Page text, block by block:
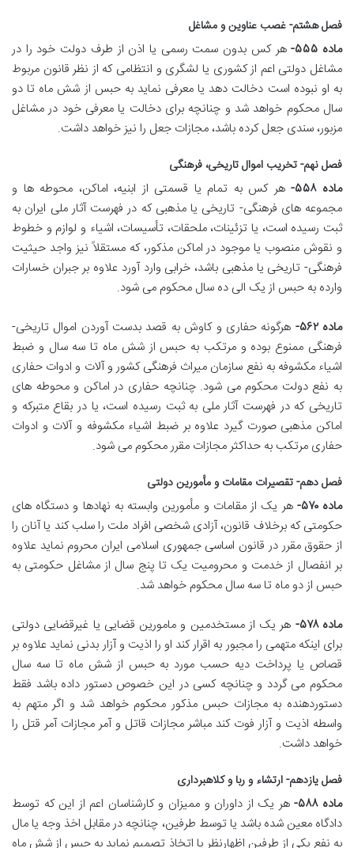
فصل هشتم- غصب عناوین و مشاغل
ماده ۵۵۵-
هر کس بدون سمت رسمی یا اذن از طرف دولت خود را در
مشاغل دولتی اعم از کشوری یا لشگری و انتظامی که از نظر قانون مربوط
به او نبوده است دخالت دهد یا معرفی نماید به حبس از شش ماه تا دو
سال محکوم خواهد شد و چنانچه برای دخالت یا معرفی خود در مشاغل
مزبور، سندی جعل کرده باشد، مجازات جعل را نیز خواهد داشت.
فصل نهم- تخریب اموال تاریخی، فرهنگی
ماده ۵۵۸-
هر کس به تمام یا قسمتی از ابنیه، اماکن، محوطه ها و
مجموعه های فرهنگی- تاریخی یا مذهبی که در فهرست آثار ملی ایران به
ثبت رسیده است، یا تزئینات، ملحقات، تأسیسات، اشیاء و لوازم و خطوط
و نقوش منصوب یا موجود در اماکن مذکور، که مستقلاً نیز واجد حیثیت
فرهنگی- تاریخی یا مذهبی باشد، خرابی وارد آورد علاوه بر جبران خسارات
وارده به حبس از یک الی ده سال محکوم می شود.
ماده ۵۶۲-
هرگونه حفاری و کاوش به قصد بدست آوردن اموال تاریخی-
فرهنگی ممنوع بوده و مرتکب به حبس از شش ماه تا سه سال و ضبط
اشیاء مکشوفه به نفع سازمان میراث فرهنگی کشور و آلات و ادوات حفاری
به نفع دولت محکوم می شود. چنانچه حفاری در اماکن و محوطه های
تاریخی که در فهرست آثار ملی به ثبت رسیده است، یا در بقاع متبرکه و
اماکن مذهبی صورت گیرد علاوه بر ضبط اشیاء مکشوفه و آلات و ادوات
حفاری مرتکب به حداکثر مجازات مقرر محکوم می شود.
فصل دهم- تقصیرات مقامات و مأمورین دولتی
ماده ۵۷۰-
هر یک از مقامات و مأمورین وابسته به نهادها و دستگاه های
حکومتی که برخلاف قانون، آزادی شخصی افراد ملت را سلب کند یا آنان را
از حقوق مقرر در قانون اساسی جمهوری اسلامی ایران محروم نماید علاوه
بر انفصال از خدمت و محرومیت یک تا پنج سال از مشاغل حکومتی به
حبس از دو ماه تا سه سال محکوم خواهد شد.
ماده ۵۷۸-
هر یک از مستخدمین و مامورین قضایی یا غیرقضایی دولتی
برای اینکه متهمی را مجبور به اقرار کند او را اذیت و آزار بدنی نماید علاوه بر
قصاص یا پرداخت دیه حسب مورد به حبس از شش ماه تا سه سال
محکوم می گردد و چنانچه کسی در این خصوص دستور داده باشد فقط
دستوردهنده به مجازات حبس مذکور محکوم خواهد شد و اگر متهم به
واسطه اذیت و آزار فوت کند مباشر مجازات قاتل و آمر مجازات آمر قتل را
خواهد داشت.
فصل یازدهم- ارتشاء و ربا و کلاهبرداری
ماده ۵۸۸-
هر یک از داوران و ممیزان و کارشناسان اعم از این که توسط
دادگاه معین شده باشد یا توسط طرفین، چنانچه در مقابل اخذ وجه یا مال
به نفع یکی از طرفین اظهارنظر یا اتخاذ تصمیم نماید به حبس از شش ماه